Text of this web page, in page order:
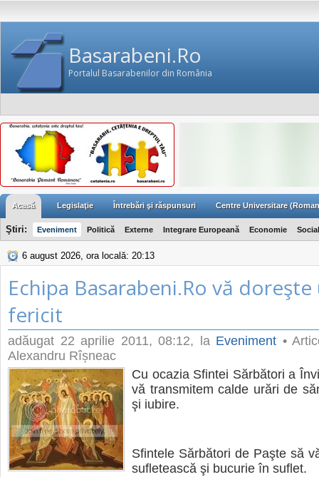
Basarabeni.Ro
Portalul Basarabenilor din România
Acasă Legislaţie Întrebări şi răspunsuri Centre Universitare
Ştiri: Eveniment Politică Externe Integrare Europeană Economie Social
6 august 2026, ora locală: 20:13
Echipa Basarabeni.Ro vă doreşte
fericit
adăugat 22 aprilie 2011, 08:12, la Eveniment •
Alexandru Rîșneac
Cu ocazia Sfintei Sărbători a
vă transmitem calde urări de
şi iubire.
Sfintele Sărbători de Paşte să
sufletească şi bucurie în suflet.